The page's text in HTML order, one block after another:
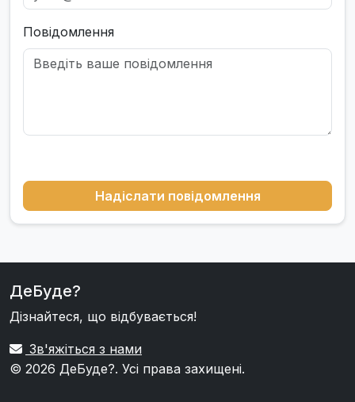
Повідомлення
Надіслати повідомлення
ДеБуде?
Дізнайтеся, що відбувається!
Зв'яжіться з нами
© 2026 ДеБуде?. Усі права захищені.